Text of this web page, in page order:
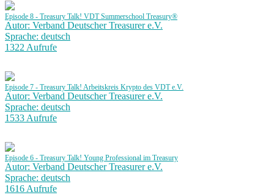
Episode 8 - Treasury Talk! VDT Summerschool Treasury®
Autor: Verband Deutscher Treasurer e.V.
Sprache: deutsch
1322 Aufrufe
Episode 7 - Treasury Talk! Arbeitskreis Krypto des VDT e.V.
Autor: Verband Deutscher Treasurer e.V.
Sprache: deutsch
1533 Aufrufe
Episode 6 - Treasury Talk! Young Professional im Treasury
Autor: Verband Deutscher Treasurer e.V.
Sprache: deutsch
1616 Aufrufe